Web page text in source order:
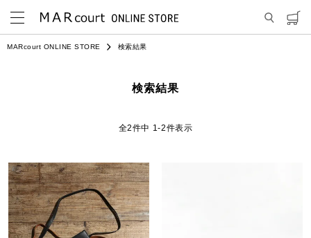
MARcourt ONLINE STORE 検索結果
検索結果
2件中 1-2件表示